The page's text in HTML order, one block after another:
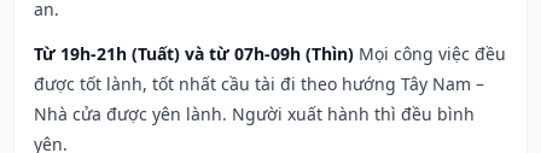
an.
Từ 19h-21h (Tuất) và từ 07h-09h (Thìn) Mọi công việc đều
được tốt lành, tốt nhất cầu tài đi theo hướng Tây Nam –
Nhà cửa được yên lành. Người xuất hành thì đều bình
yên.